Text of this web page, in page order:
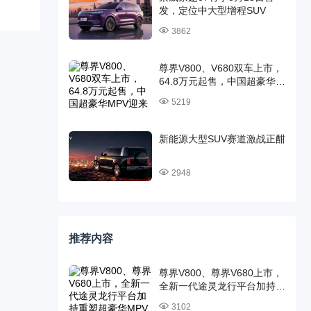
发，定位中大型增程SUV
3862
尊界V800、V680双车上市，
64.8万元起售，中国超豪华
5219
新能源大型SUV赛道激战正酣
2948
推荐内容
尊界V800、尊界V680上市，
全新一代途灵龙行平台加持重
3102